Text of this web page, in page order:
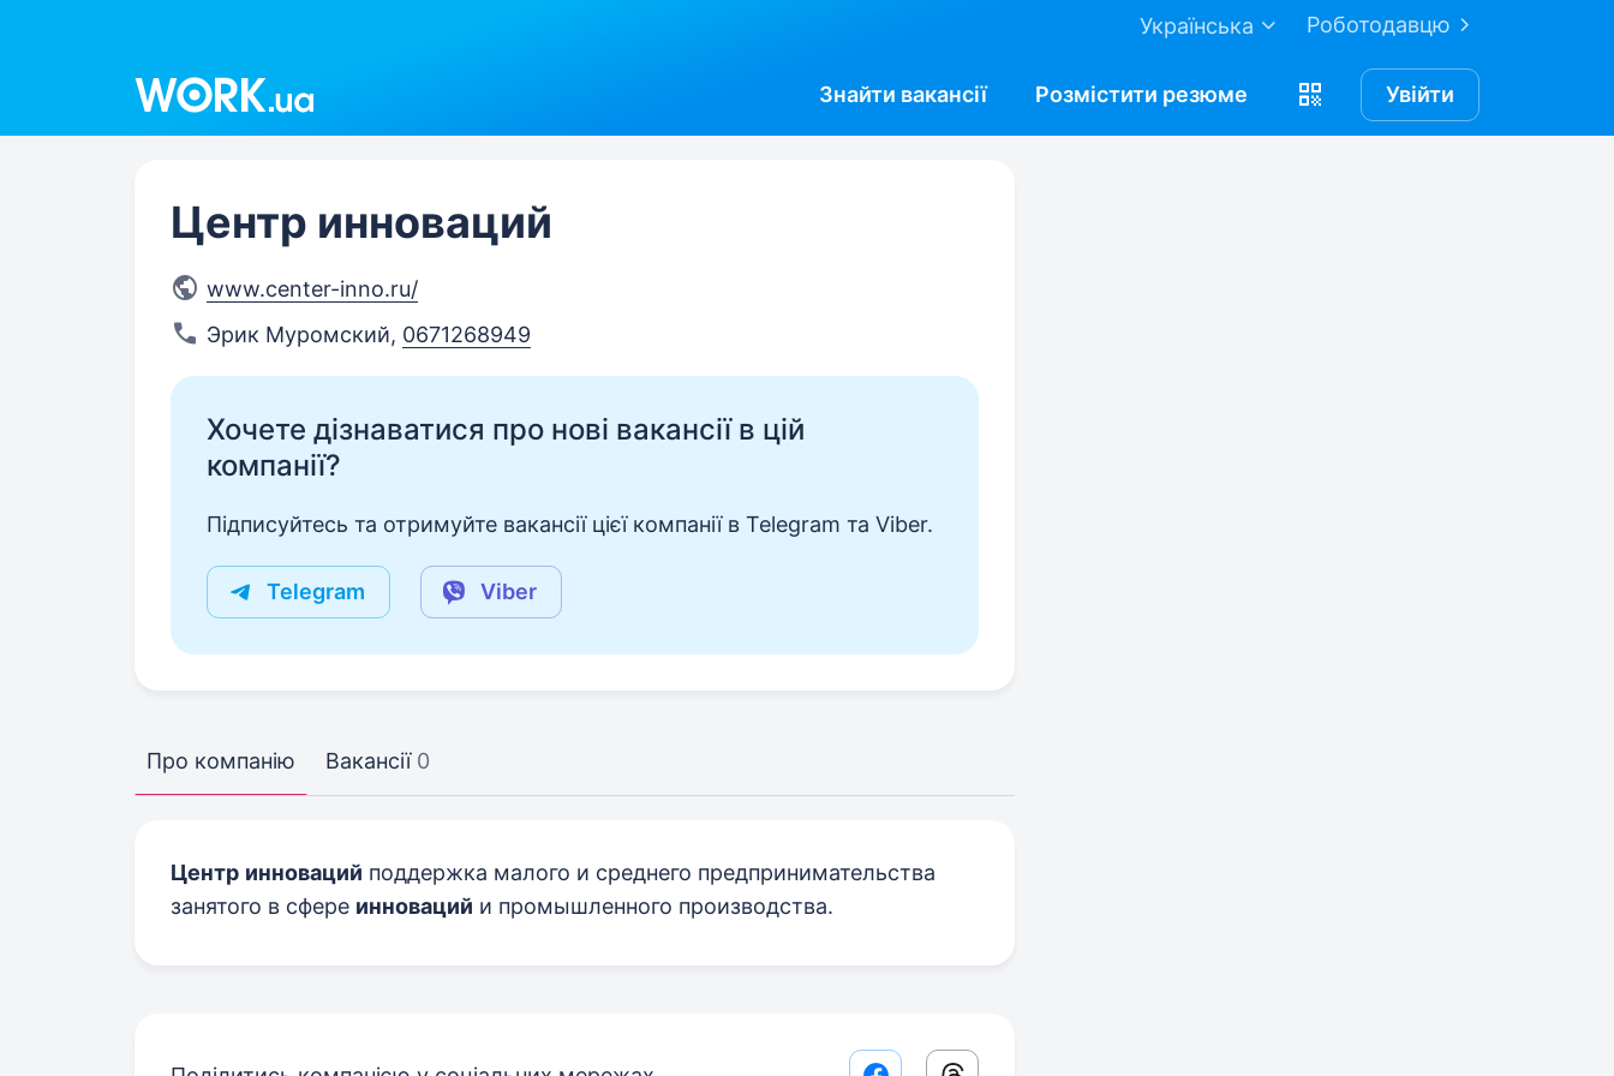
Роботодавцю
Українська
Знайти вакансії Розмістити резюме Увійти
Центр инноваций
www.center-inno.ru/
Эрик Муромский, 0671268949
Хочете дізнаватися про нові вакансії в цій
компанії?
Підписуйтесь та отримуйте вакансії цієї компанії в Telegram та Viber.
Telegram Viber
Про компанію Вакансії 0
Центр инноваций поддержка малого и среднего предпринимательства
занятого в сфере инноваций и промышленного производства.